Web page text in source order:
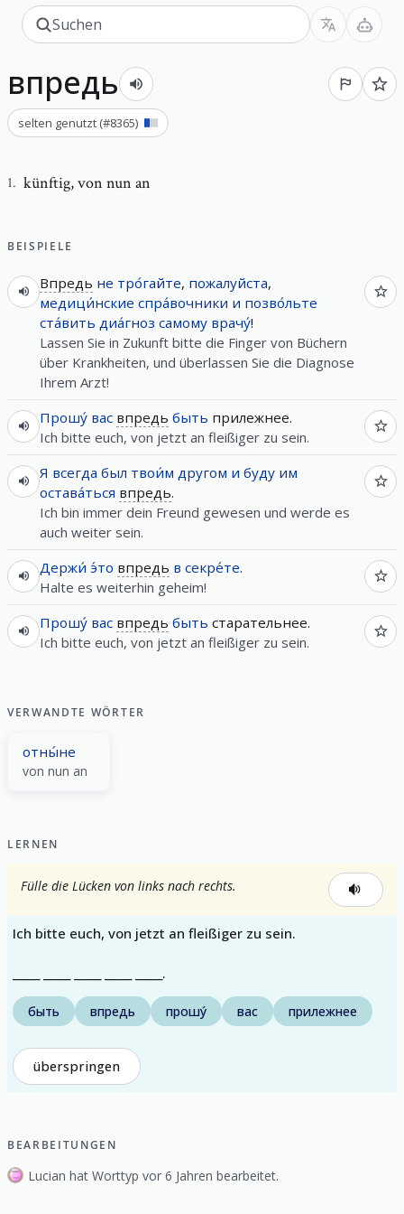
впредь
selten genutzt (#8365)
1. künftig,von nun an
BEISPIELE
Впредь не тро́гайте, пожалуйста,
медици́нские спра́вочники и позво́льте
ста́вить диа́гноз самому врачу́!
Lassen Sie in Zukunft bitte die Finger von Büchern
über Krankheiten, und überlassen Sie die Diagnose
Ihrem Arzt!
Прошу́ вас впредь быть прилежнее.
Ich bitte euch, von jetzt an fleißiger zu sein.
Я всегда был твои́м другом и буду им
остава́ться впредь.
Ich bin immer dein Freund gewesen und werde es
auch weiter sein.
Держи́ э́то впредь в секре́те.
Halte es weiterhin geheim!
Прошу́ вас впредь быть старательнее.
Ich bitte euch, von jetzt an fleißiger zu sein.
VERWANDTE WÖRTER
отны́не
von nun an
LERNEN
Fülle die Lücken von links nach rechts.
Ich bitte euch, von jetzt an fleißiger zu sein.
_____ _____ _____ _____ _____.
быть впредь прошу́ вас прилежнее
überspringen
BEARBEITUNGEN
Lucian hat Worttyp vor 6 Jahren bearbeitet.